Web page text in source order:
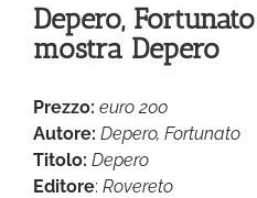
Depero,
mostra Depero
Prezzo: euro 200
Autore: Depero, Fortunato
Titolo: Depero
Editore: Rovereto